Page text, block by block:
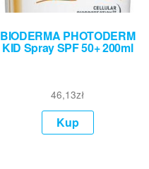
BIODERMA PHOTODERM
KID Spray SPF 50+ 200ml
46,13zł
Kup